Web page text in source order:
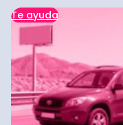
Te ayuda